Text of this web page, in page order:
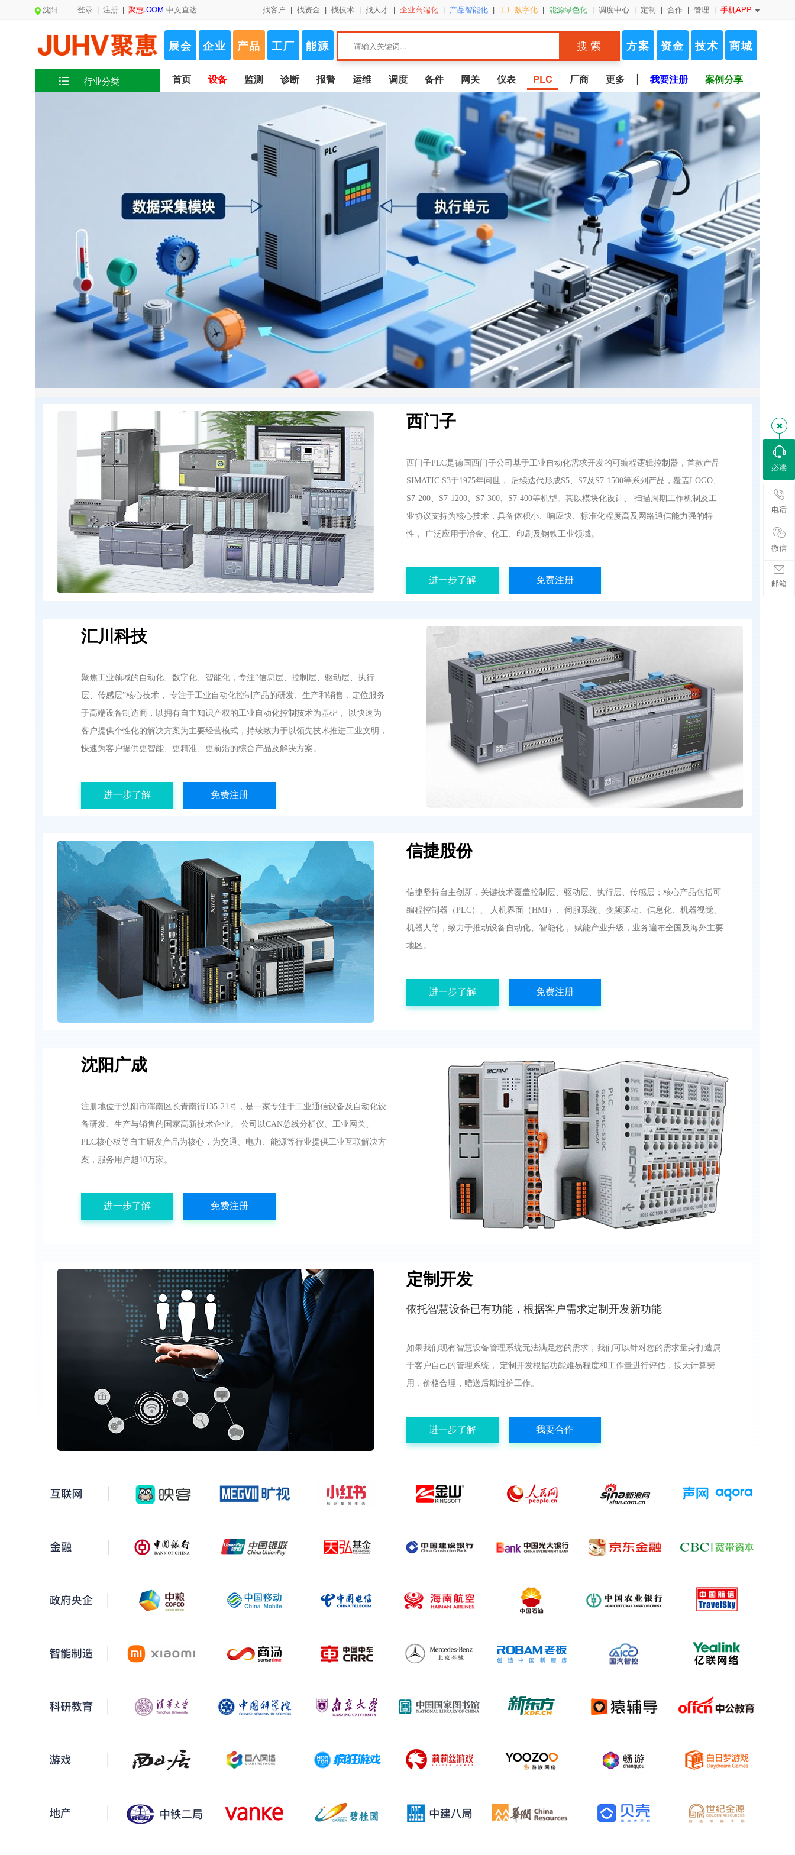
沈阳 登录 | 注册 | 聚惠.COM 中文直达 找客户 | 找资金 | 找技术 | 找人才 | 企业高端化 | 产品智能化 | 工厂数字化 | 能源绿色化 | 调度中心 | 定制 | 合作 | 管理 | 手机APP
展会 企业 产品 工厂 能源 搜 索 方案 资金 技术 商城
行业分类 首页 设备 监测 诊断 报警 运维 调度 备件 网关 仪表 PLC 厂商 更多 | 我要注册 案例分享
西门子
西门子PLC是德国西门子公司基于工业自动化需求开发的可编程逻辑控制器，首款产品
SIMATIC S3于1975年问世， 后续迭代形成S5、S7及S7-1500等系列产品，覆盖LOGO、
S7-200、S7-1200、S7-300、S7-400等机型。其以模块化设计、 扫描周期工作机制及工
业协议支持为核心技术，具备体积小、响应快、标准化程度高及网络通信能力强的特
性， 广泛应用于冶金、化工、印刷及钢铁工业领域。
进一步了解 免费注册
汇川科技
聚焦工业领域的自动化、数字化、智能化，专注“信息层、控制层、驱动层、执行
层、传感层”核心技术， 专注于工业自动化控制产品的研发、生产和销售，定位服务
于高端设备制造商，以拥有自主知识产权的工业自动化控制技术为基础， 以快速为
客户提供个性化的解决方案为主要经营模式，持续致力于以领先技术推进工业文明，
快速为客户提供更智能、更精准、更前沿的综合产品及解决方案。
进一步了解 免费注册
信捷股份
信捷坚持自主创新，关键技术覆盖控制层、驱动层、执行层、传感层；核心产品包括可
编程控制器（PLC）、 人机界面（HMI）、伺服系统、变频驱动、信息化、机器视觉、
机器人等，致力于推动设备自动化、智能化， 赋能产业升级，业务遍布全国及海外主要
地区。
进一步了解 免费注册
沈阳广成
注册地位于沈阳市浑南区长青南街135-21号，是一家专注于工业通信设备及自动化设
备研发、生产与销售的国家高新技术企业。 公司以CAN总线分析仪、工业网关、
PLC核心板等自主研发产品为核心，为交通、电力、能源等行业提供工业互联解决方
案，服务用户超10万家。
进一步了解 免费注册
定制开发
依托智慧设备已有功能，根据客户需求定制开发新功能
如果我们现有智慧设备管理系统无法满足您的需求，我们可以针对您的需求量身打造属
于客户自己的管理系统， 定制开发根据功能难易程度和工作量进行评估，按天计算费
用，价格合理，赠送后期维护工作。
进一步了解 我要合作
必读
电话
微信
邮箱